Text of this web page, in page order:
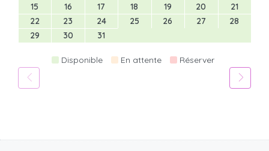
15 16 17 18 19 20
21
22
23 24 25 26 27
28
29
30 31
Disponible En attente Réserver